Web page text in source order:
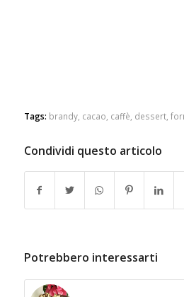
Tags: brandy, cacao caffè dessert,
Condividi questo articolo
Potrebbero interessarti